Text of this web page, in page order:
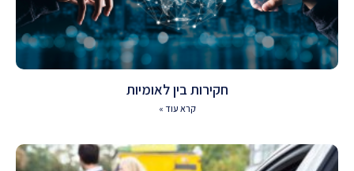
חקירות בין לאומיות
קרא עוד »